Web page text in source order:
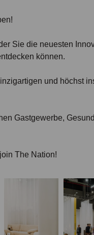
Sie die neuesten
können.
und höchst
Gastgewerbe,
The Nation!